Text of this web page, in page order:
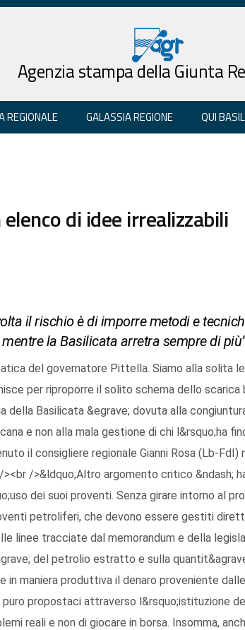
Agenzia stampa della Giunta
REGIONALE GALASSIA REGIONE QUI
di idee irrealizzabili
il rischio è di imporre metodi e
la Basilicata arretra sempre di
del governatore Pittella. Siamo alla solita
per riproporre il solito schema dello scarica
della Basilicata &egrave; dovuta alla
e non alla mala gestione di chi l&rsquo;ha
il consigliere regionale Gianni Rosa (Lb-FdI)
/>&ldquo;Altro argomento critico &ndash;
dei suoi proventi. Senza girare intorno al
petroliferi, che devono essere gestiti
linee tracciate dal memorandum e della
del petrolio estratto e sulla
maniera produttiva il denaro proveniente
propostaci attraverso l&rsquo;istituzione
reali e non di giocare in borsa. Insomma,